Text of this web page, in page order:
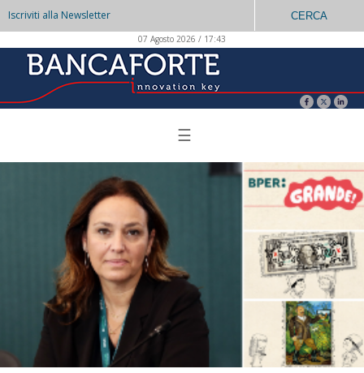
Iscriviti alla Newsletter CERCA
07 Agosto 2026 / 17:43
☰